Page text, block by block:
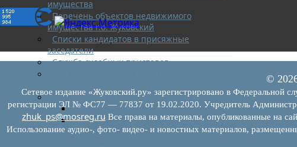
имущества
Перечень объектов недвижимого
имущества г.о. Жуковский
Списки кандидатов в присяжные
заседатели
Служба судебных приставов
Муниципальный лесной контроль
Орган муниципального лесного контроля
Нормативно-правовые акты (НПА),
регулирующие осуществление
©
Сетевое издание «Жуковский.ру» зарегистрировано в Федеральной
регистрации ЭЛ № ФС77 — 77837 от 19.02.2020. Учредитель
zhuk_ps@mosreg.ru Все права на материалы, опубликованные на
Использование аудио-, фото- видео- и новостных материалов,